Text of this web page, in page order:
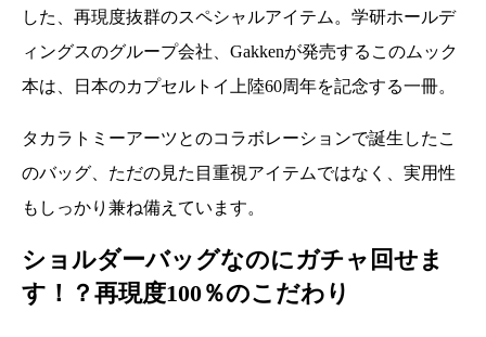
した、再現度抜群のスペシャルアイテム。学研ホールデ
ィングスのグループ会社、Gakkenが発売するこのムック
本は、日本のカプセルトイ上陸60周年を記念する一冊。
タカラトミーアーツとのコラボレーションで誕生したこ
のバッグ、ただの見た目重視アイテムではなく、実用性
もしっかり兼ね備えています。
ショルダーバッグなのにガチャ回せま
す！？再現度100％のこだわり